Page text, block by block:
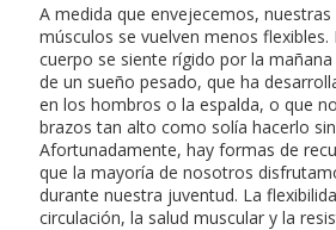
A medida que envejecemos,
músculos se vuelven menos flexibles.
cuerpo se siente rígido por la
de un sueño pesado, que ha
en los hombros o la espalda, o que
brazos tan alto como solía hacerlo
Afortunadamente, hay formas de
que la mayoría de nosotros
durante nuestra juventud. La
circulación, la salud muscular y la